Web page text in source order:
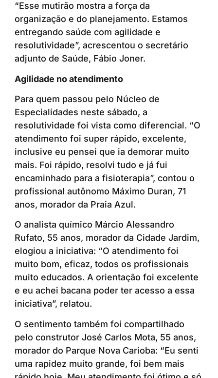
“Esse mutirão mostra a força da
organização e do planejamento. Estamos
entregando saúde com agilidade e
resolutividade”, acrescentou o secretário
adjunto de Saúde, Fábio Joner.
Agilidade no atendimento
Para quem passou pelo Núcleo de
Especialidades neste sábado, a
resolutividade foi vista como diferencial. “O
atendimento foi super rápido, excelente,
inclusive eu pensei que ia demorar muito
mais. Foi rápido, resolvi tudo e já fui
encaminhado para a fisioterapia”, contou o
profissional autônomo Máximo Duran, 71
anos, morador da Praia Azul.
O analista químico Márcio Alessandro
Rufato, 55 anos, morador da Cidade Jardim,
elogiou a iniciativa: “O atendimento foi
muito bom, eficaz, todos os profissionais
muito educados. A orientação foi excelente
e eu achei bacana poder ter acesso a essa
iniciativa”, relatou.
O sentimento também foi compartilhado
pelo construtor José Carlos Mota, 55 anos,
morador do Parque Nova Carioba: “Eu senti
uma rapidez muito grande, foi bem mais